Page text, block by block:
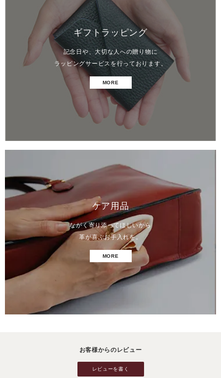
ギフトラッピング
記念日や、大切な人への贈り物に
ラッピングサービスを行っております。
MORE
ケア用品
ながく寄り添ってほしいから
革が喜ぶお手入れを。
MORE
お客様からのレビュー
レビューを書く